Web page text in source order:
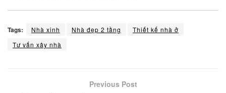
Tags: Nhà xinh Nhà đẹp 2 tầng
Thiết kế nhà ở
Tư vấn xây nhà
Previous Post